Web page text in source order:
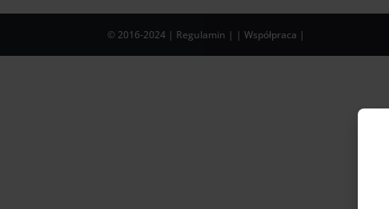
© 2016-2024 | Regulamin | | Współpraca |